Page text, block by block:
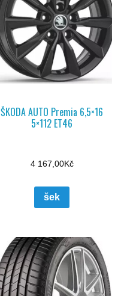
ŠKODA AUTO Premia 6,5×16
5×112 ET46
4 167,00Kč
šek